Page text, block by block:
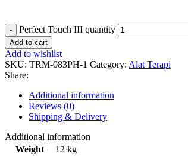
Perfect Touch III quantity
Add to cart
Add to wishlist
SKU: TRM-083PH-1 Category: Alat Terapi
Share:
Additional information
Reviews (0)
Shipping & Delivery
Additional information
Weight
12 kg